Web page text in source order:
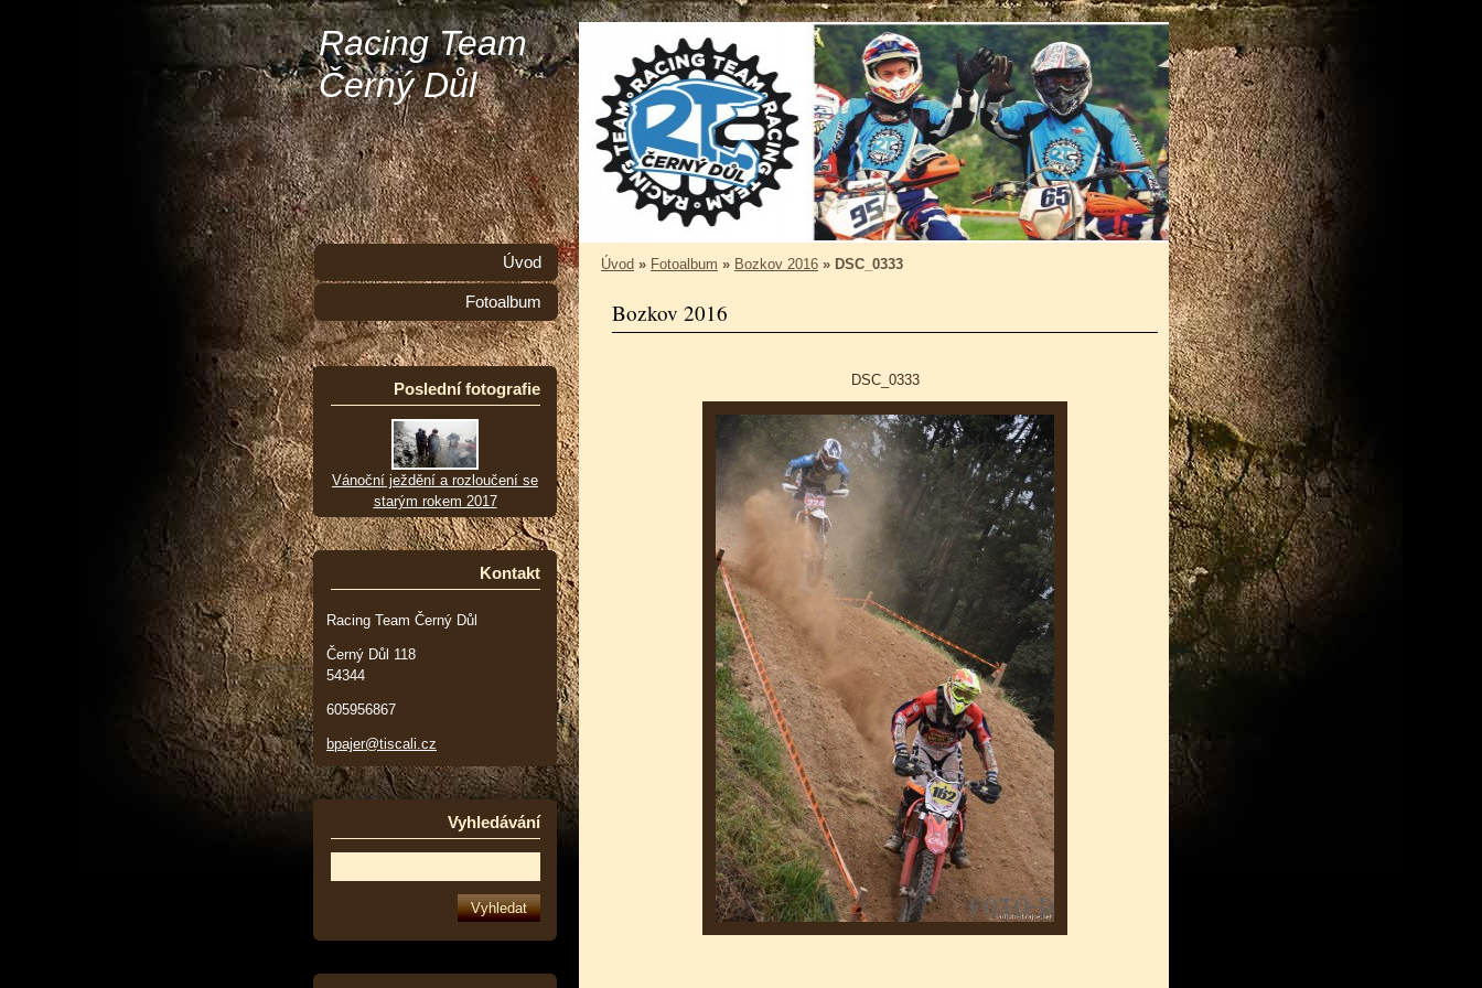
Racing Team
Černý Důl
Úvod » Fotoalbum » Bozkov 2016 » DSC_0333
Bozkov 2016
DSC_0333
Úvod
Fotoalbum
Poslední fotografie
Vánoční ježdění a rozloučení se
starým rokem 2017
Kontakt
Racing Team Černý Důl
Černý Důl 118
54344
605956867
bpajer@tiscali.cz
Vyhledávání